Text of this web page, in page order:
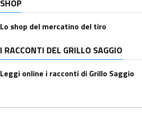
SHOP
Lo shop del mercatino del tiro
I RACCONTI DEL GRILLO SAGGIO
Leggi online i racconti di Grillo Saggio